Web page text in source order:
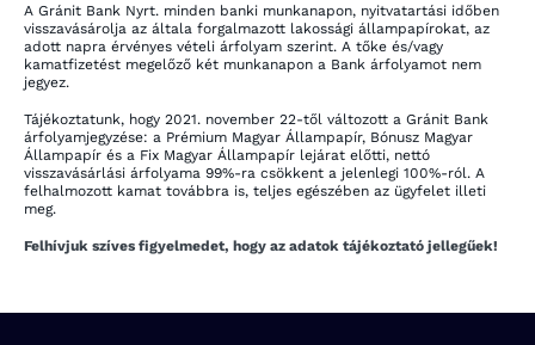
A Gránit Bank Nyrt. minden banki munkanapon, nyitvatartási időben
visszavásárolja az általa forgalmazott lakossági állampapírokat, az
adott napra érvényes vételi árfolyam szerint. A tőke és/vagy
kamatfizetést megelőző két munkanapon a Bank árfolyamot nem
jegyez.
Tájékoztatunk, hogy 2021. november 22-től változott a Gránit Bank
árfolyamjegyzése: a Prémium Magyar Állampapír, Bónusz Magyar
Állampapír és a Fix Magyar Állampapír lejárat előtti, nettó
visszavásárlási árfolyama 99%-ra csökkent a jelenlegi 100%-ról. A
felhalmozott kamat továbbra is, teljes egészében az ügyfelet illeti
meg.
Felhívjuk szíves figyelmedet, hogy az adatok tájékoztató jellegűek!